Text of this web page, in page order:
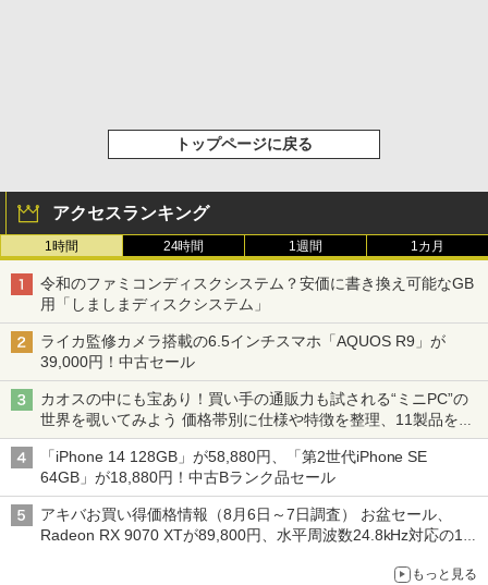
トップページに戻る
アクセスランキング
1時間 24時間 1週間 1カ月
令和のファミコンディスクシステム？安価に書き換え可能なGB
用「しましまディスクシステム」
ライカ監修カメラ搭載の6.5インチスマホ「AQUOS R9」が
39,000円！中古セール
カオスの中にも宝あり！買い手の通販力も試される“ミニPC”の
世界を覗いてみよう 価格帯別に仕様や特徴を整理、11製品をピ
ックアップ text by 石川 ひさよし
「iPhone 14 128GB」が58,880円、「第2世代iPhone SE
64GB」が18,880円！中古Bランク品セール
アキバお買い得価格情報（8月6日～7日調査） お盆セール、
Radeon RX 9070 XTが89,800円、水平周波数24.8kHz対応の17
もっと見る